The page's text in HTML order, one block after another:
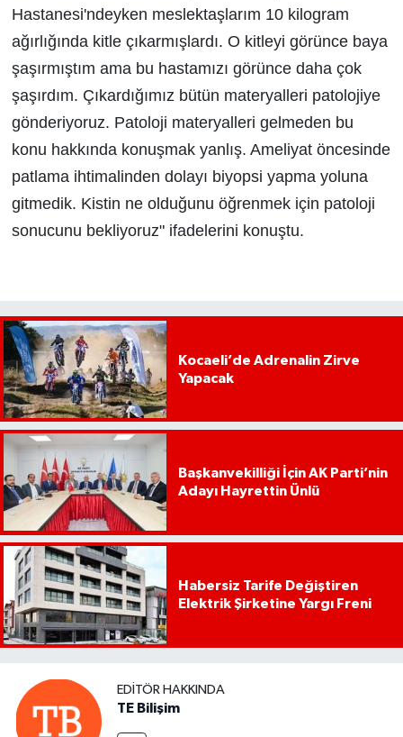
Hastanesi'ndeyken meslektaşlarım 10 kilogram
ağırlığında kitle çıkarmışlardı. O kitleyi görünce baya
şaşırmıştım ama bu hastamızı görünce daha çok
şaşırdım. Çıkardığımız bütün materyalleri patolojiye
gönderiyoruz. Patoloji materyalleri gelmeden bu
konu hakkında konuşmak yanlış. Ameliyat öncesinde
patlama ihtimalinden dolayı biyopsi yapma yoluna
gitmedik. Kistin ne olduğunu öğrenmek için patoloji
sonucunu bekliyoruz" ifadelerini konuştu.
Kocaeli’de Adrenalin Zirve
Yapacak
Başkanvekilliği İçin AK Parti’nin
Adayı Hayrettin Ünlü
Habersiz Tarife Değiştiren
Elektrik Şirketine Yargı Freni
EDITÖR HAKKINDA
TE Bilişim